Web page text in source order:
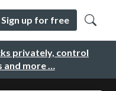
privately, control
and more …
Sign up for free